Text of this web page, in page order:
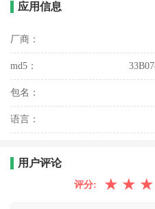
应用信息
厂商：
md5：
包名：
语言：
用户评论
评分: ★ ★ ★